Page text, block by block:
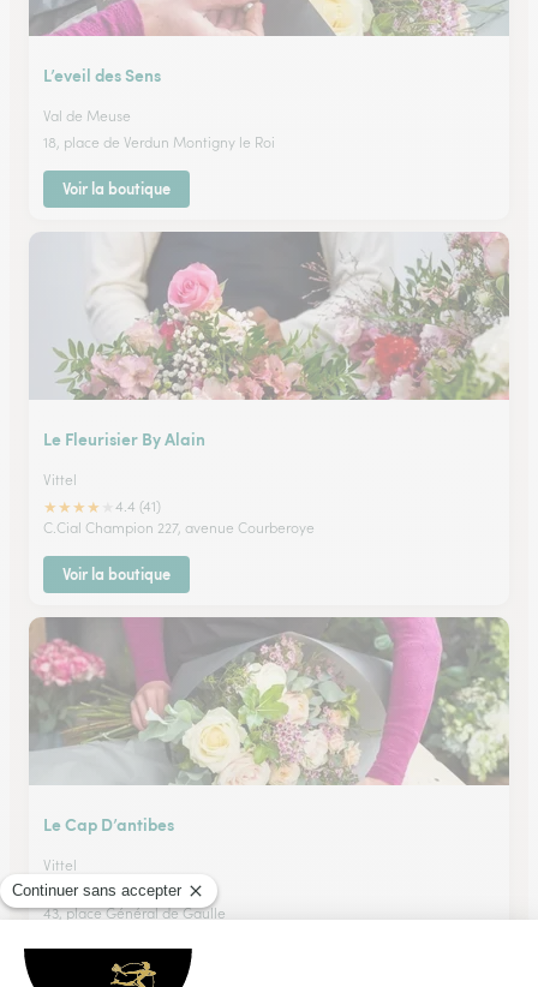
L’eveil des Sens
Val de Meuse
18, place de Verdun Montigny le Roi
Voir la boutique
Le Fleurisier By Alain
Vittel
★★★★
4.4 (41)
C.Cial Champion 227, avenue Courberoye
Voir la boutique
Le Cap D’antibes
Vittel
★★★★★ 4.8 (21)
43, place Général de Gaulle
Voir la boutique